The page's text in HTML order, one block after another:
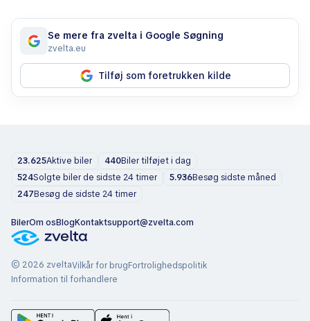
Se mere fra zvelta i Google Søgning
zvelta.eu
Tilføj som foretrukken kilde
23.625Aktive biler 440Biler tilføjet i dag
524Solgte biler de sidste 24 timer 5.936Besøg sidste måned
247Besøg de sidste 24 timer
BilerOm osBlogKontaktsupport@zvelta.com
© 2026 zveltaVilkår for brugFortrolighedspolitik
Information til forhandlere